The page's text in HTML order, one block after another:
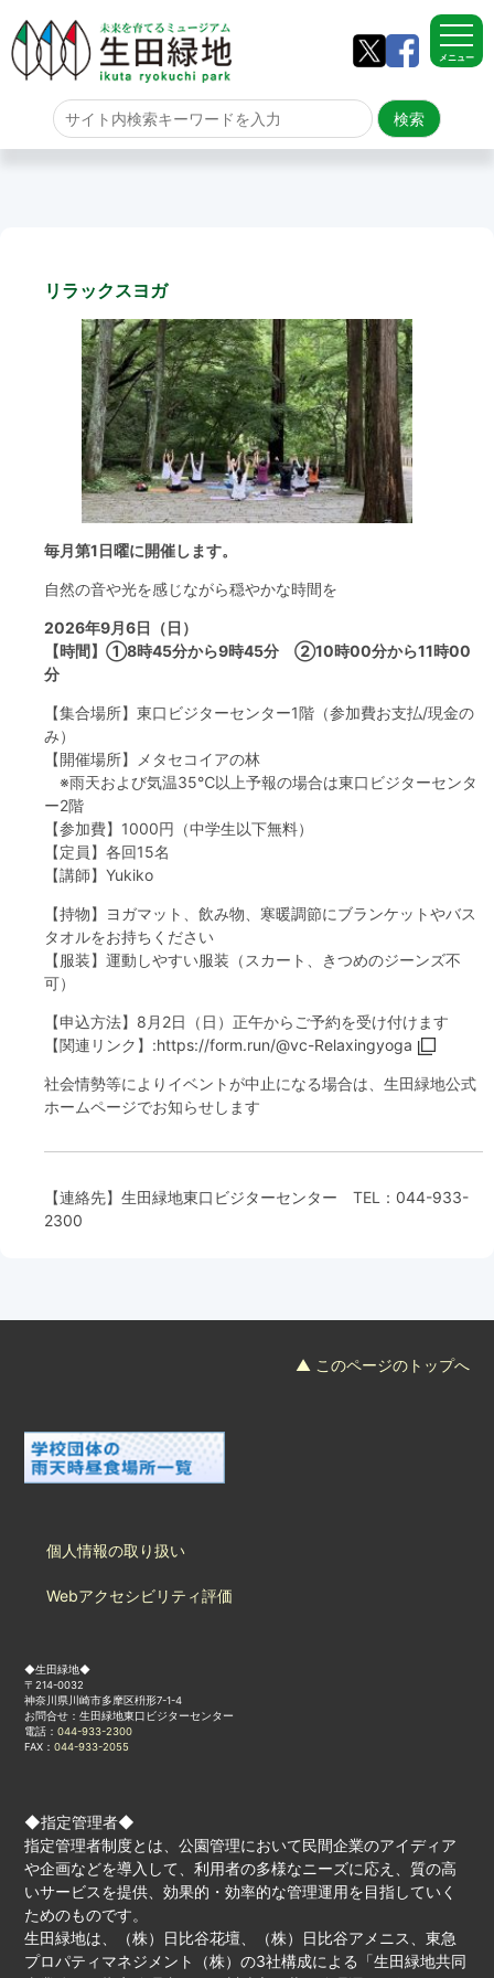
メニュー
ホーム
生田緑地について
アクセス
園内のご案内
園内のご案内
生田緑地の樹木ごよみ
学校団体の雨天時の昼食場所
イベント情報
フード＆カフェ
活動団体
マネジメント会議
お問合わせ
日本語
リラックスヨガ
毎月第1日曜に開催します。
自然の音や光を感じながら穏やかな時間を
2026年9月6日（日）
【時間】①8時45分から9時45分 ②10時00分から11時00
分
【集合場所】東口ビジターセンター1階（参加費お支払/現金の
み）
【開催場所】メタセコイアの林
※雨天および気温35℃以上予報の場合は東口ビジターセンタ
ー2階
【参加費】1000円（中学生以下無料）
【定員】各回15名
【講師】Yukiko
【持物】ヨガマット、飲み物、寒暖調節にブランケットやバス
タオルをお持ちください
【服装】運動しやすい服装（スカート、きつめのジーンズ不
可）
【申込方法】8月2日（日）正午からご予約を受け付けます
【関連リンク】:https://form.run/@vc-Relaxingyoga
社会情勢等によりイベントが中止になる場合は、生田緑地公式
ホームページでお知らせします
【連絡先】 生田緑地東口ビジターセンター TEL： 044-933-
2300
▲ このページのトップへ
個人情報の取り扱い
Webアクセシビリティ評価
◆生田緑地◆
〒214-0032
神奈川県川崎市多摩区枡形7-1-4
お問合せ：生田緑地東口ビジターセンター
電話：044-933-2300
FAX：044-933-2055
◆指定管理者◆
指定管理者制度とは、公園管理において民間企業のアイディア
や企画などを導入して、利用者の多様なニーズに応え、質の高
いサービスを提供、効果的・効率的な管理運用を目指していく
ためのものです。
生田緑地は、（株）日比谷花壇、（株）日比谷アメニス、東急
プロパティマネジメント（株）の3社構成による「生田緑地共同